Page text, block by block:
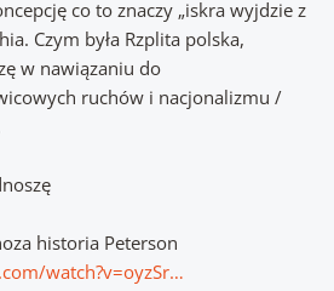
co to znaczy „iskra wyjdzie z
Czym była Rzplita polska,
w nawiązaniu do
ruchów i nacjonalizmu /
historia Peterson
watch?v=oyzSr…